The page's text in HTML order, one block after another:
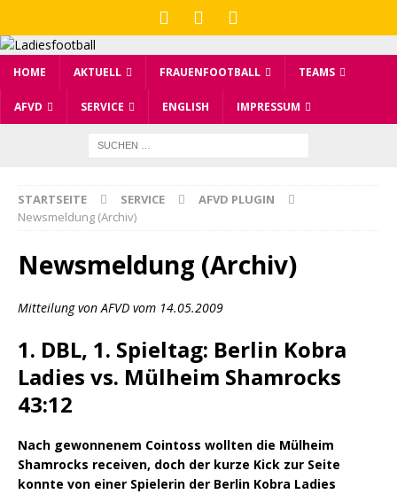
HOME AKTUELL FRAUENFOOTBALL TEAMS
AFVD SERVICE ENGLISH IMPRESSUM
STARTSEITE SERVICE
AFVD PLUGIN
Newsmeldung (Archiv)
Newsmeldung (Archiv)
Mitteilung von AFVD vom 14.05.2009
1. DBL, 1. Spieltag: Berlin Kobra
Ladies vs. Mülheim Shamrocks
43:12
Nach gewonnenem Cointoss wollten die Mülheim
Shamrocks receiven, doch der kurze Kick zur Seite
konnte von einer Spielerin der Berlin Kobra Ladies